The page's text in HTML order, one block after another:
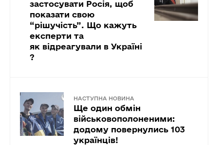
застосувати Росія, щоб
показати свою
“рішучість”. Що кажуть
експерти та
як відреагували в Україні
?
НАСТУПНА НОВИНА
Ще один обмін
військовополоненими:
додому повернулись 103
українців!